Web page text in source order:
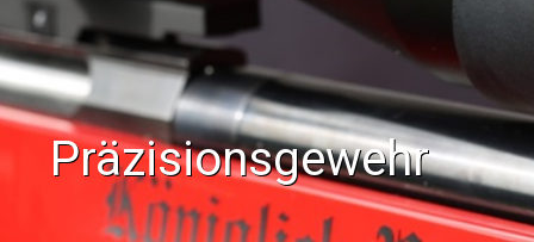
Präzisionsgewehr